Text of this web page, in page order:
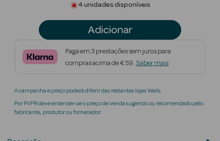
Beauty Season
Maquilhagem
Beauty Season
Perfumes
4 unidades disponíveis
Adicionar
Paga em 3 prestações sem juros para
compras acima de € 59. Saber mais
A campanha e preço poderá diferir das restantes lojas Wells.
Por PVPR deve entender-se o preço de venda sugerido ou recomendado pelo
fabricante, produtor ou fornecedor.